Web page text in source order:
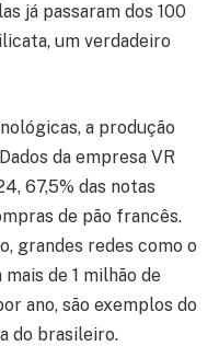
já passaram dos 100
um verdadeiro
a produção
da empresa VR
67,5% das notas
de pão francês.
grandes redes como o
de 1 milhão de
ano, são exemplos do
do brasileiro.